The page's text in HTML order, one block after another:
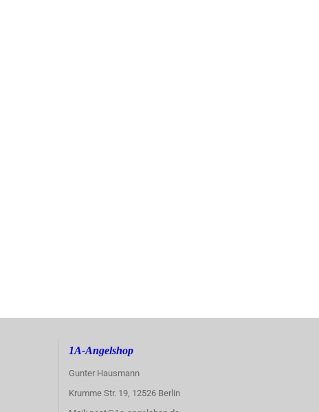
1A-Angelshop
Gunter Hausmann
Krumme Str. 19, 12526 Berlin